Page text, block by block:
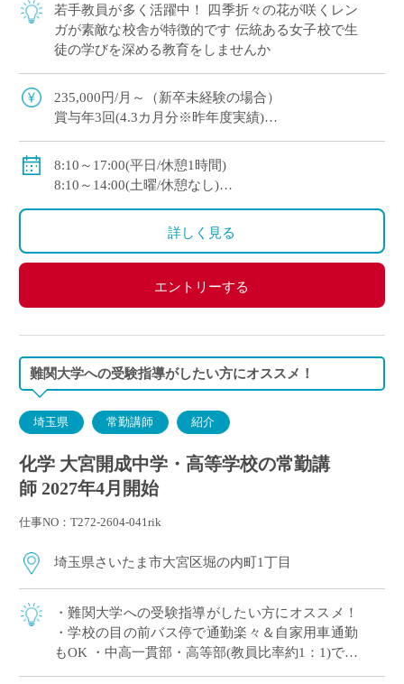
若手教員が多く活躍中！ 四季折々の花が咲くレン
ガが素敵な校舎が特徴的です 伝統ある女子校で生
徒の学びを深める教育をしませんか
235,000円/月～（新卒未経験の場合）
賞与年3回(4.3カ月分※昨年度実績)
大学新卒者の場合 年収4,600,000円程度
大学院卒者の場合 年収5,000,000円程度
8:10～17:00(平日/休憩1時間)
8:10～14:00(土曜/休憩なし)
日、祝祭日、および学校の定める休日
詳しく見る
エントリーする
難関大学への受験指導がしたい方にオススメ！
埼玉県 常勤講師 紹介
化学 大宮開成中学・高等学校の常勤講
師 2027年4月開始
仕事NO：T272-2604-041rik
埼玉県さいたま市大宮区堀の内町1丁目
・難関大学への受験指導がしたい方にオススメ！
・学校の目の前バス停で通勤楽々＆自家用車通勤
もOK ・中高一貫部・高等部(教員比率約1：1)でス